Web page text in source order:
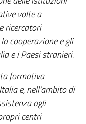
volte a
ricercatori
cooperazione e gli
e i Paesi stranieri.
formativa
e, nell’ambito di
agli
centri